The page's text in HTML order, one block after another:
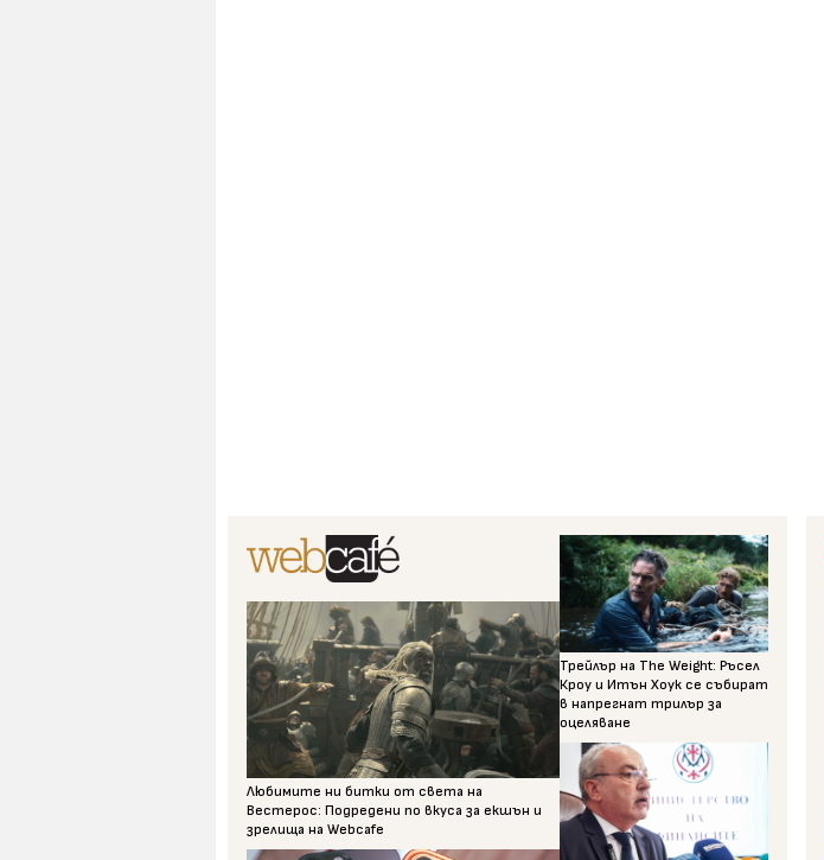
Любимите ни битки от света на
Вестерос: Подредени по вкуса за екшън и
зрелища на Webcafe
Трейлър на The Weight: Ръсел
Кроу и Итън Хоук се събират
в напрегнат трилър за
оцеляване